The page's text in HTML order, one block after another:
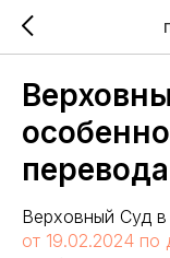
Верховный Суд в
от 19.02.2024